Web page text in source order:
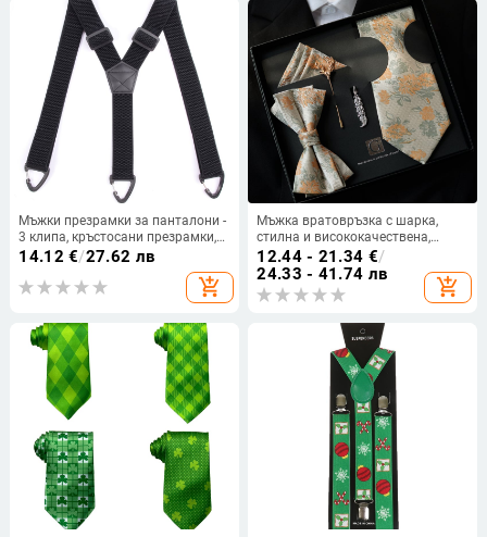
Мъжки презрамки за панталони -
3 клипа, кръстосани презрамки,
регулируема дължина, силна
еластичност, жакардова тъкан с
шарка кукуруза
14.12 €/27.62 лв
add_shopping_cart
Мъжка вратовръзка с шарка,
стилна и висококачествена,
ретро бизнес елегантност,
комплект вратовръзка и
кърпичка за джоб, подаръчна
кутия
12.44 - 21.34 €/
24.33 - 41.74 лв
add_shopping_cart